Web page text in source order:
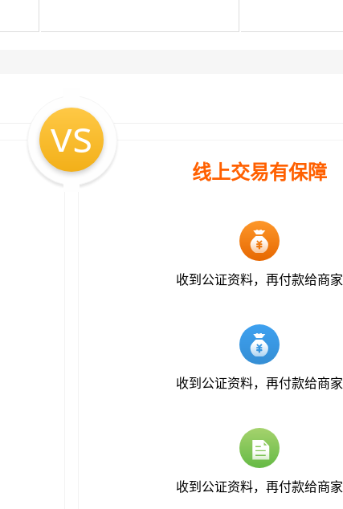
线上交易有保障
收到公证资料，再付款给商家
收到公证资料，再付款给商家
收到公证资料，再付款给商家
vs